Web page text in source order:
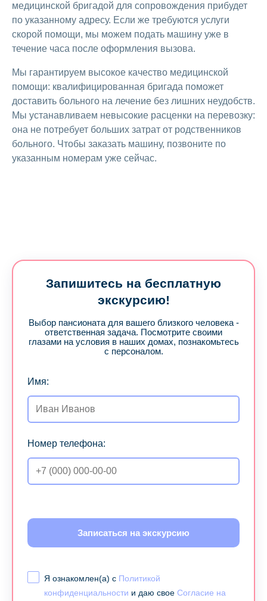
медицинской бригадой для сопровождения прибудет
по указанному адресу. Если же требуются услуги
скорой помощи, мы можем подать машину уже в
течение часа после оформления вызова.
Мы гарантируем высокое качество медицинской
помощи: квалифицированная бригада поможет
доставить больного на лечение без лишних неудобств.
Мы устанавливаем невысокие расценки на перевозку:
она не потребует больших затрат от родственников
больного. Чтобы заказать машину, позвоните по
указанным номерам уже сейчас.
Запишитесь на бесплатную
экскурсию!
Выбор пансионата для вашего близкого человека -
ответственная задача. Посмотрите своими
глазами на условия в наших домах, познакомьтесь
с персоналом.
Имя:
Номер телефона:
Записаться на экскурсию
Я ознакомлен(а) с Политикой
конфиденциальности и даю свое Согласие на